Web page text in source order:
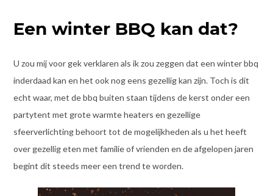
Een winter BBQ kan dat?
U zou mij voor gek verklaren als ik zou zeggen dat een winter bbq
inderdaad kan en het ook nog eens gezellig kan zijn. Toch is dit
echt waar, met de bbq buiten staan tijdens de kerst onder een
partytent met grote warmte heaters en gezellige
sfeerverlichting behoort tot de mogelijkheden als u het heeft
over gezellig eten met familie of vrienden en de afgelopen jaren
begint dit steeds meer een trend te worden.